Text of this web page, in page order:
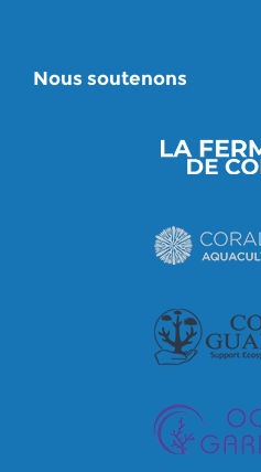
Nous soutenons